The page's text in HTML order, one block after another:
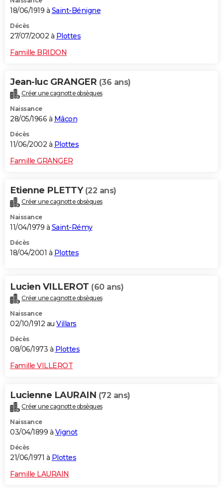
18/06/1919 à Saint-Bénigne
Décès
27/07/2002 à Plottes
Famille BRIDON
Jean-luc GRANGER (36 ans)
Créer une cagnotte obsèques
Naissance
28/05/1966 à Mâcon
Décès
11/06/2002 à Plottes
Famille GRANGER
Etienne PLETTY (22 ans)
Créer une cagnotte obsèques
Naissance
11/04/1979 à Saint-Rémy
Décès
18/04/2001 à Plottes
Lucien VILLEROT (60 ans)
Créer une cagnotte obsèques
Naissance
02/10/1912 au Villars
Décès
08/06/1973 à Plottes
Famille VILLEROT
Lucienne LAURAIN (72 ans)
Créer une cagnotte obsèques
Naissance
03/04/1899 à Vignot
Décès
21/06/1971 à Plottes
Famille LAURAIN